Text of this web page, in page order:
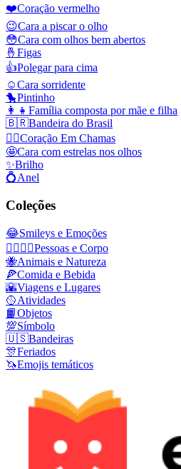
❤️Coração vermelho
😉Cara a piscar o olho
😳Cara com olhos bem abertos
🤞 Figas
👍Polegar para cima
☺️Cara sorridente
🐤Pintinho
👩‍👧 Família composta por mãe e filha
🇧🇷Bandeira do Brasil
❤️‍🔥Coração Em Chamas
🤩Cara com estrelas nos olhos
✨Brilho
💍Anel
Coleções
😂Smileys e Emoções
👩‍❤️‍💋‍👨Pessoas e Corpo
🐝Animais e Natureza
🍕Comida e Bebida
🌇Viagens e Lugares
🥎Atividades
📙Objetos
💯Símbolo
🇺🇸Bandeiras
🎊Feriados
🦄Emojis temáticos